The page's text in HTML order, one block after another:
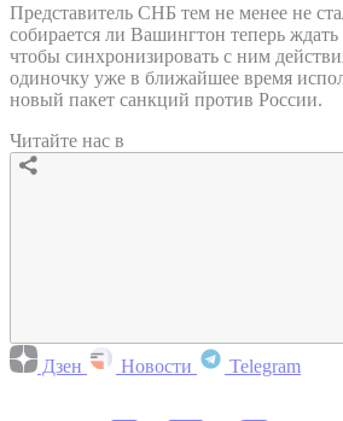
Представитель СНБ тем не менее не
собирается ли Вашингтон теперь
чтобы синхронизировать с ним
одиночку уже в ближайшее время
новый пакет санкций против России.
Читайте нас в
Дзен Новости Telegram